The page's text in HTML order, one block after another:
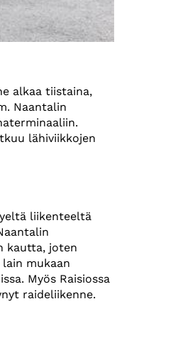
alkaa tiistaina,
Naantalin
lähiviikkojen
liikenteeltä
kautta, joten
mukaan
Myös Raisiossa
raideliikenne.